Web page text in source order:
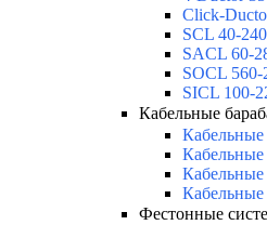
Click-
SCL 40-
SACL 60-
SOCL
SICL 100-
Кабельные
Кабельные
Фестонные